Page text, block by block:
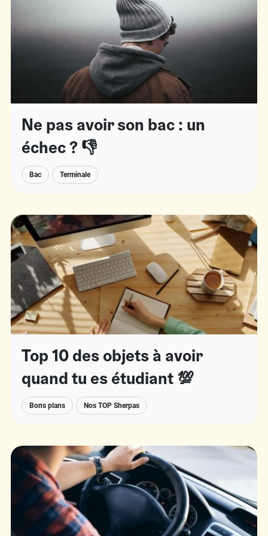
Ne pas avoir son bac : un
échec ? 👎
Bac Terminale
Top 10 des objets à avoir
quand tu es étudiant 💯
Bons plans Nos TOP Sherpas